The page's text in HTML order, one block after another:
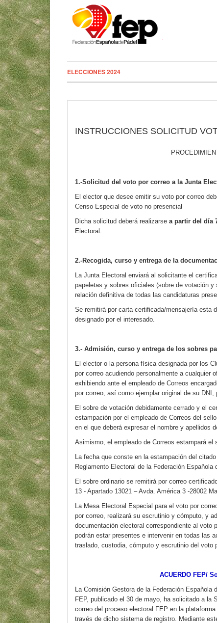
ELECCIONES 2024
INSTRUCCIONES SOLICITUD
1.-Solicitud del voto por correo a la Junta
El elector que desee emitir su voto por correo
Censo Especial de voto no presencial
Dicha solicitud deberá realizarse a partir del día
Electoral.
2.-Recogida, curso y entrega de la
La Junta Electoral enviará al solicitante el
papeletas y sobres oficiales (sobre de votación
relación definitiva de todas las candidaturas
Se remitirá por carta certificada/mensajería esta
designado por el interesado.
3.- Admisión, curso y entrega de los sobres
El elector o la persona física designada por los
por correo acudiendo personalmente a cualquier
exhibiendo ante el empleado de Correos
por correo, así como ejemplar original de su
El sobre de votación debidamente cerrado y el
estampación por el empleado de Correos del
en el que deberá expresar el nombre y apellidos
Asimismo, el empleado de Correos estampará
La fecha que conste en la estampación del
Reglamento Electoral de la Federación Española
El sobre ordinario se remitirá por correo
13 - Apartado 13021 – Avda. América 3 -28002
La Mesa Electoral Especial para el voto por
por correo, realizará su escrutinio y cómputo, y
documentación electoral correspondiente al voto
podrán estar presentes e intervenir en todas las
traslado, custodia, cómputo y escrutinio del voto
ACUERDO FEP/
La Comisión Gestora de la Federación
FEP, publicado el 30 de mayo, ha solicitado a
correo del proceso electoral FEP en la
través de dicho sistema de registro. Mediante